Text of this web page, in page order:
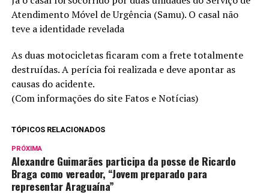
Atendimento Móvel de Urgência (Samu). O casal não
teve a identidade revelada
As duas motocicletas ficaram com a frete totalmente
destruídas. A perícia foi realizada e deve apontar as
causas do acidente.
(Com informações do site Fatos e Notícias)
TÓPICOS RELACIONADOS
PRÓXIMA
Alexandre Guimarães participa da posse de Ricardo
Braga como vereador, “Jovem preparado para
representar Araguaína”